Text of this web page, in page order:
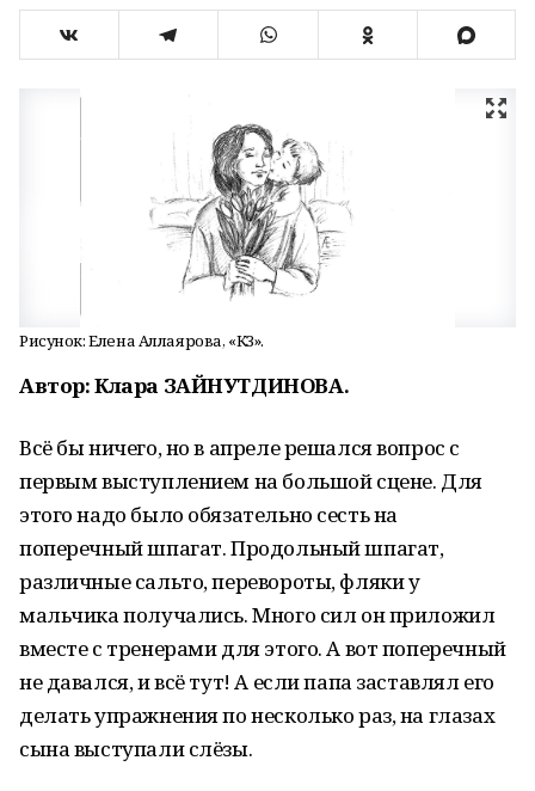
Рисунок: Елена Аллаярова, «КЗ».
Автор: Клара ЗАЙНУТДИНОВА.
Всё бы ничего, но в апреле решался вопрос с
первым выступлением на большой сцене. Для
этого надо было обязательно сесть на
поперечный шпагат. Продольный шпагат,
различные сальто, перевороты, фляки у
мальчика получались. Много сил он приложил
вместе с тренерами для этого. А вот поперечный
не давался, и всё тут! А если папа заставлял его
делать упражнения по несколько раз, на глазах
сына выступали слёзы.